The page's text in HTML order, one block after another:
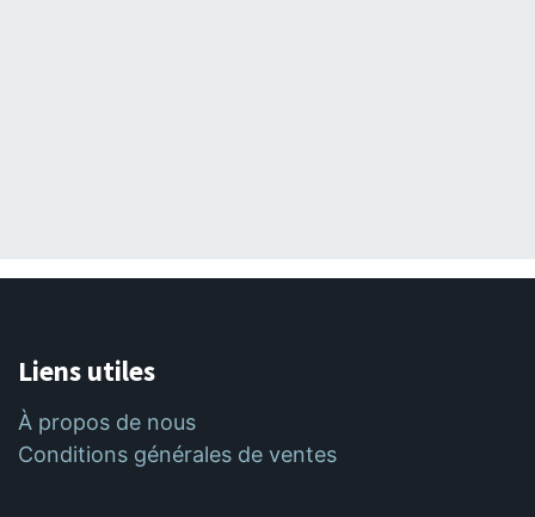
Liens utiles
À propos de nous
Conditions générales de ventes